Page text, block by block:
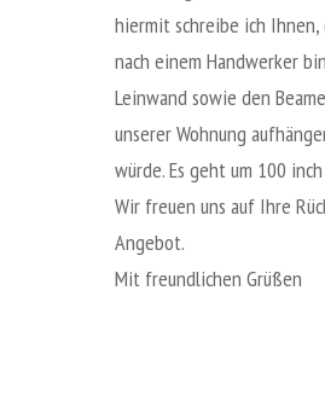
hiermit schreibe ich Ihnen,
nach einem Handwerker
Leinwand sowie den
unserer Wohnung
würde. Es geht um 100
Wir freuen uns auf Ihre
Angebot.
Mit freundlichen Grüßen